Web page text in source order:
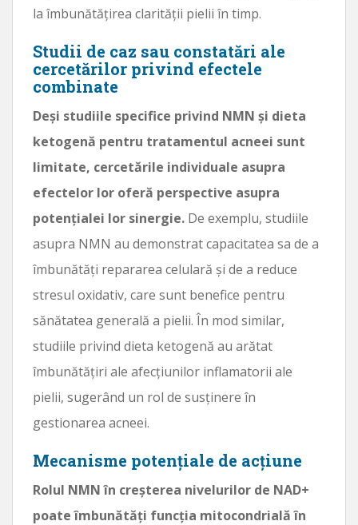
la îmbunătățirea clarității pielii în timp.
Studii de caz sau constatări ale
cercetărilor privind efectele
combinate
Deși studiile specifice privind NMN și dieta
ketogenă pentru tratamentul acneei sunt
limitate, cercetările individuale asupra
efectelor lor oferă perspective asupra
potențialei lor sinergie. De exemplu, studiile
asupra NMN au demonstrat capacitatea sa de a
îmbunătăți repararea celulară și de a reduce
stresul oxidativ, care sunt benefice pentru
sănătatea generală a pielii. În mod similar,
studiile privind dieta ketogenă au arătat
îmbunătățiri ale afecțiunilor inflamatorii ale
pielii, sugerând un rol de susținere în
gestionarea acneei.
Mecanisme potențiale de acțiune
Rolul NMN în creșterea nivelurilor de NAD+
poate îmbunătăți funcția mitocondrială în